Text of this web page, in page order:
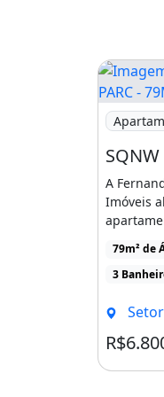
Imagem:
A
Imóveis
Le Parc,
[...]
79m² de
3
Setor